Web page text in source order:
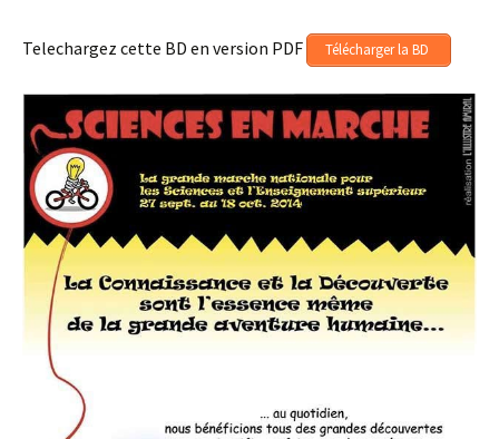
Telechargez cette BD en version PDF Télécharger la BD